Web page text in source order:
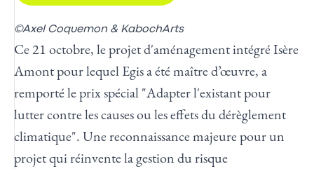
©Axel Coquemon & KabochArts
Ce 21 octobre, le projet d'aménagement intégré Isère
Amont pour lequel Egis a été maître d’œuvre, a
remporté le prix spécial "Adapter l'existant pour
lutter contre les causes ou les effets du dérèglement
climatique". Une reconnaissance majeure pour un
projet qui réinvente la gestion du risque